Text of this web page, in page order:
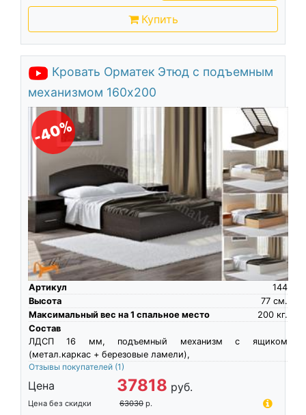
Купить
Кровать Орматек Этюд с подъемным
механизмом 160х200
-40%
Артикул
144
Высота
см.
77
Максимальный вес на 1 спальное место
кг.
200
Состав
ЛДСП 16 мм, подъемный механизм с ящиком
(метал.каркас + березовые ламели),
Отзывы покупателей (1)
Цена 37818 руб.
Цена без скидки 63030 р.